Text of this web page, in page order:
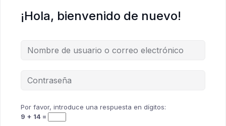
¡Hola, bienvenido de nuevo!
Por favor, introduce una respuesta en dígitos:
9 + 14 =